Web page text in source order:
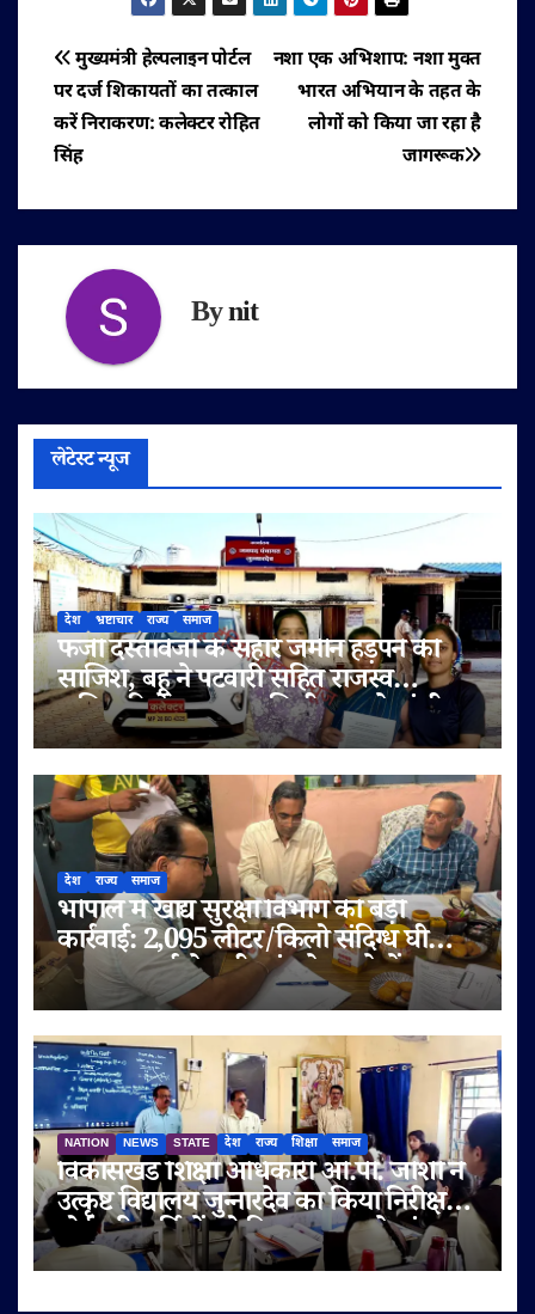
पोस्ट
नेविगेशन
नशा एक अभिशाप: नशा मुक्त
भारत अभियान के तहत के
लोगों को किया जा रहा है
जागरूक
मुख्यमंत्री हेल्पलाइन पोर्टल
पर दर्ज शिकायतों का तत्काल
करें निराकरण: कलेक्टर रोहित
सिंह
Bynit
लेटेस्ट न्यूज
देश भ्रष्टाचार राज्य समाज
फर्जी दस्तावेजों के सहारे जमीन हड़पने की
साजिश, बहू ने पटवारी सहित राजस्व
अधिकारियों पर लगाए मिलीभगत के गंभीर
आरोप
देश राज्य समाज
भोपाल में खाद्य सुरक्षा विभाग की बड़ी
कार्रवाई: 2,095 लीटर/किलो संदिग्ध घी
जब्त, सप्लाई चेन भी जांच के दायरे में
NATION NEWS STATE देश राज्य शिक्षा समाज
विकासखंड शिक्षा अधिकारी ओ.पी. जोशी ने
उत्कृष्ट विद्यालय जुन्नारदेव का किया निरीक्षण,
बोर्ड परीक्षार्थियों को दिए सफलता के मंत्र